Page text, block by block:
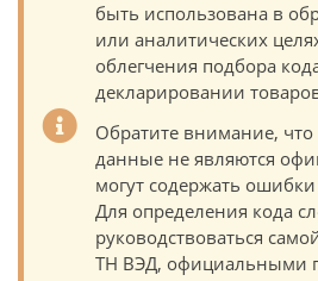
быть использована в
или аналитических
облегчения подбора
декларировании
Обратите внимание,
данные не являются
могут содержать
Для определения кода
руководствоваться
ТН ВЭД, официальными